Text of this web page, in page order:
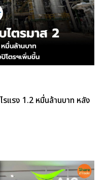
แรง 1.2 หมื่นล้านบาท หลัง